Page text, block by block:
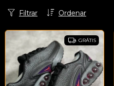
Ordenar
Filtrar
GRÁTIS